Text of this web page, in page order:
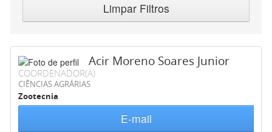
Limpar Filtros
Acir Moreno Soares Junior
COORDENADOR(A)
CIÊNCIAS AGRÁRIAS
Zootecnia
E-mail